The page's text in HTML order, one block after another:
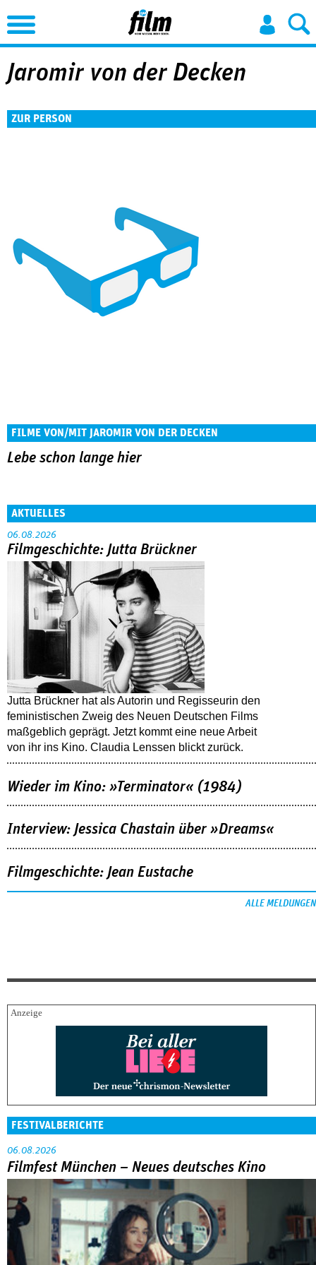
Jump to Navigation
Jaromir von der Decken
ZUR PERSON
FILME VON/MIT JAROMIR VON DER DECKEN
Lebe schon lange hier
AKTUELLES
06.08.2026
Filmgeschichte: Jutta Brückner
Jutta Brückner hat als Autorin und Regisseurin den
feministischen Zweig des Neuen Deutschen Films
maßgeblich geprägt. Jetzt kommt eine neue Arbeit
von ihr ins Kino. Claudia Lenssen blickt zurück.
Wieder im Kino: »Terminator« (1984)
Interview: Jessica Chastain über »Dreams«
Filmgeschichte: Jean Eustache
ALLE MELDUNGEN
FESTIVALBERICHTE
06.08.2026
Filmfest München – Neues deutsches Kino